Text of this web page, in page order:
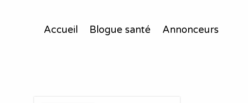
Accueil Blogue santé Annonceurs